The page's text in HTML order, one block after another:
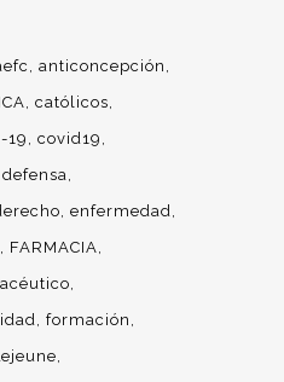
anticoncepción
católicos
19
covid19
defensa
enfermedad
FARMACIA
formación